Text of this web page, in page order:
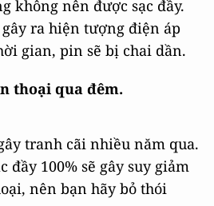
tuổi thọ pin.
đã là không nên mà theo
không nên được sạc đầy.
gian, pin sẽ bị chai dần.
thoại qua đêm.